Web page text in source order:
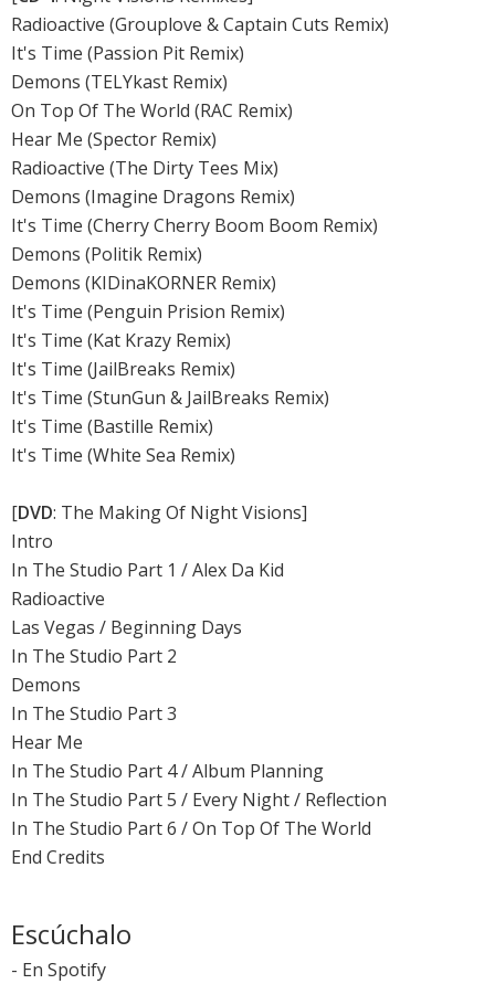
Radioactive (Grouplove & Captain Cuts Remix)
It's Time (Passion Pit Remix)
Demons (TELYkast Remix)
On Top Of The World (RAC Remix)
Hear Me (Spector Remix)
Radioactive (The Dirty Tees Mix)
Demons (Imagine Dragons Remix)
It's Time (Cherry Cherry Boom Boom Remix)
Demons (Politik Remix)
Demons (KIDinaKORNER Remix)
It's Time (Penguin Prision Remix)
It's Time (Kat Krazy Remix)
It's Time (JailBreaks Remix)
It's Time (StunGun & JailBreaks Remix)
It's Time (Bastille Remix)
It's Time (White Sea Remix)
[DVD: The Making Of Night Visions]
Intro
In The Studio Part 1 / Alex Da Kid
Radioactive
Las Vegas / Beginning Days
In The Studio Part 2
Demons
In The Studio Part 3
Hear Me
In The Studio Part 4 / Album Planning
In The Studio Part 5 / Every Night / Reflection
In The Studio Part 6 / On Top Of The World
End Credits
Escúchalo
- En Spotify